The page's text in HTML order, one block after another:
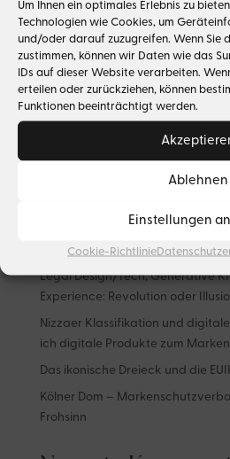
Um Ihnen ein optimales Erlebnis zu
Technologien wie Cookies, um
und/oder darauf zuzugreifen. Wenn Sie
zustimmen, können wir Daten wie das
IDs auf dieser Website verarbeiten.
erteilen oder zurückziehen, können
Funktionen beeinträchtigt werden.
Ablehnen
Einstellungen
Cookie-Richtlinie
Ghostwriting: Zwischen
Urheberrecht
30 Oct 2023 Copyright Law
What goes around –
Sekundärmarkt
Legal Design/Tech, Generative
Experience: Revolution oder
Nizzaer Klassifikation und
ich digitale Produkte zum
Das ikonische Dreieck und die
Kölner Dom –
Frohsinn